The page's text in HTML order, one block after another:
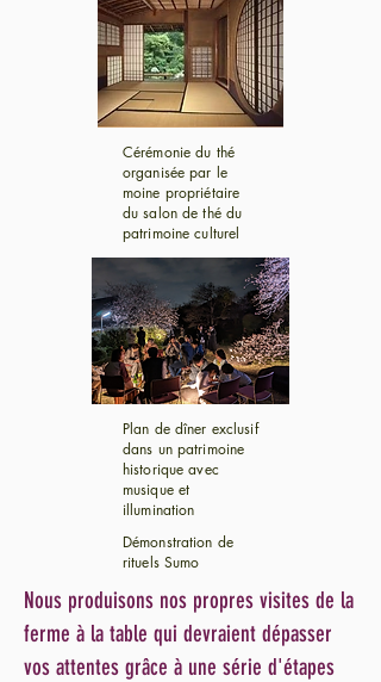
Cérémonie du thé
organisée par le
moine propriétaire
du salon de thé du
patrimoine culturel
Plan de dîner exclusif
dans un patrimoine
historique avec
musique et
illumination
Démonstration de
rituels Sumo
Nous produisons nos propres visites de la
ferme à la table qui devraient dépasser
vos attentes grâce à une série d'étapes